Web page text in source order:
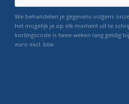
We behandelen je gegevens volgens onze
het mogelijk je op elk moment uit te
kortingscode is twee weken lang geldig
euro excl. btw.